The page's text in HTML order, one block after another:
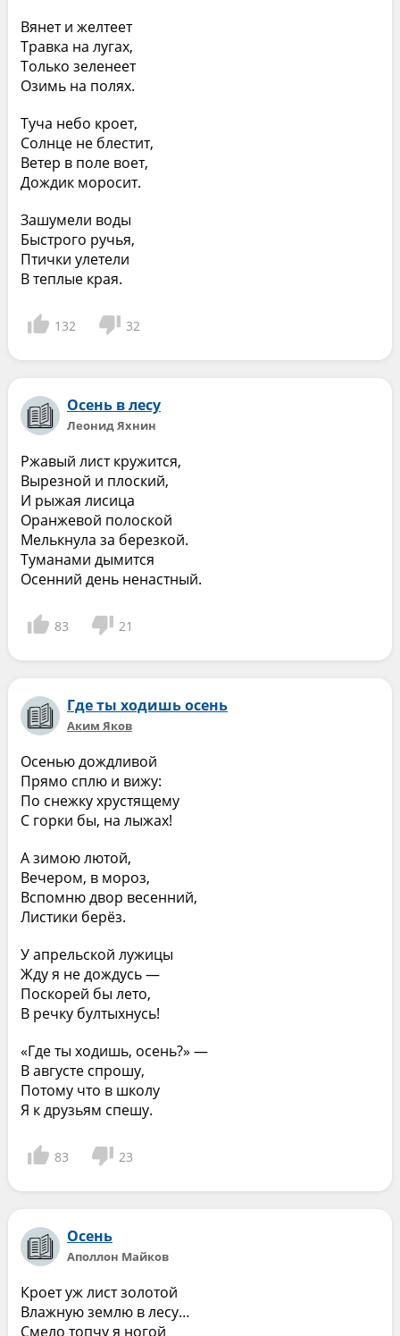
Вянет и желтеет
Травка на лугах,
Только зеленеет
Озимь на полях.
Туча небо кроет,
Солнце не блестит,
Ветер в поле воет,
Дождик моросит.
Зашумели воды
Быстрого ручья,
Птички улетели
В теплые края.
132 32
Осень в лесу
Леонид Яхнин
Ржавый лист кружится,
Вырезной и плоский,
И рыжая лисица
Оранжевой полоской
Мелькнула за березкой.
Туманами дымится
Осенний день ненастный.
83 21
Где ты ходишь осень
Аким Яков
Осенью дождливой
Прямо сплю и вижу:
По снежку хрустящему
С горки бы, на лыжах!
А зимою лютой,
Вечером, в мороз,
Вспомню двор весенний,
Листики берёз.
У апрельской лужицы
Жду я не дождусь —
Поскорей бы лето,
В речку бултыхнусь!
«Где ты ходишь, осень?» —
В августе спрошу,
Потому что в школу
Я к друзьям спешу.
83 23
Осень
Аполлон Майков
Кроет уж лист золотой
Влажную землю в лесу…
Смело топчу я ногой